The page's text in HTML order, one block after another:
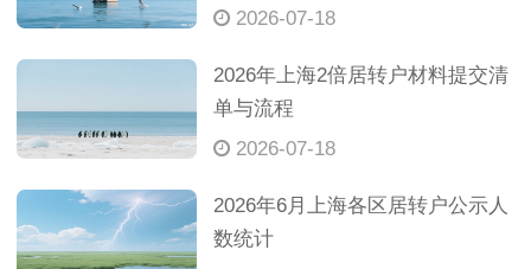
2026-07-18
2026年上海2倍居转户材料提交清
单与流程
2026-07-18
2026年6月上海各区居转户公示人
数统计